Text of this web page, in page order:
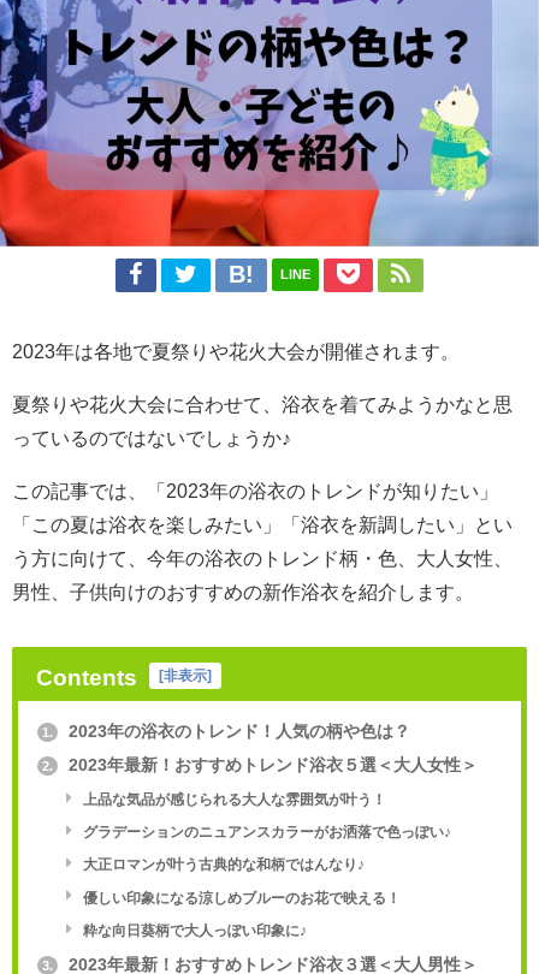
LINE
2023年は各地で夏祭りや花火大会が開催されます。
夏祭りや花火大会に合わせて、浴衣を着てみようかなと思
っているのではないでしょうか♪
この記事では、「2023年の浴衣のトレンドが知りたい」
「この夏は浴衣を楽しみたい」「浴衣を新調したい」とい
う方に向けて、今年の浴衣のトレンド柄・色、大人女性、
男性、子供向けのおすすめの新作浴衣を紹介します。
Contents [非表示]
1. 2023年の浴衣のトレンド！人気の柄や色は？
2. 2023年最新！おすすめトレンド浴衣５選＜大人女性＞
上品な気品が感じられる大人な雰囲気が叶う！
グラデーションのニュアンスカラーがお洒落で色っぽい♪
大正ロマンが叶う古典的な和柄ではんなり♪
優しい印象になる涼しめブルーのお花で映える！
粋な向日葵柄で大人っぽい印象に♪
3. 2023年最新！おすすめトレンド浴衣３選＜大人男性＞